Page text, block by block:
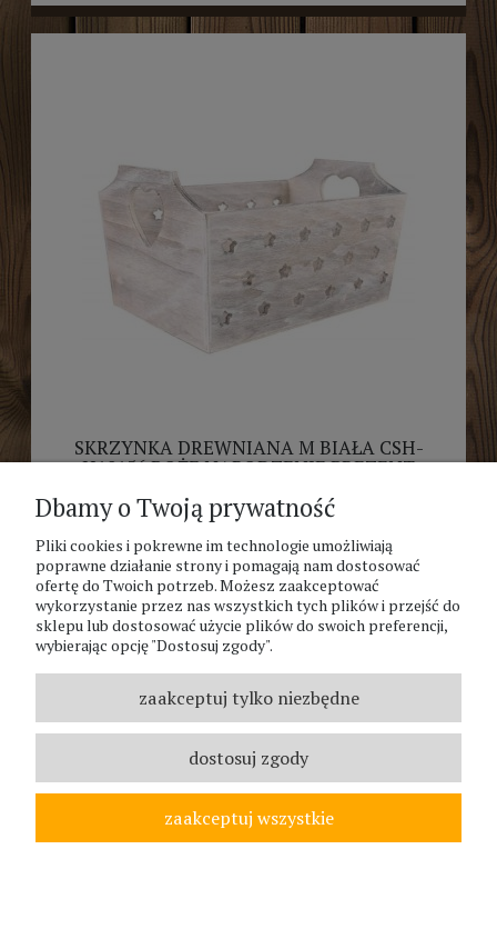
SKRZYNKA DREWNIANA M BIAŁA CSH-
H19156 BOŻE NARODZENIE PREZENT
15,99 zł
Dbamy o Twoją prywatność
Pliki cookies i pokrewne im technologie umożliwiają
poprawne działanie strony i pomagają nam dostosować
ofertę do Twoich potrzeb. Możesz zaakceptować
wykorzystanie przez nas wszystkich tych plików i przejść do
sklepu lub dostosować użycie plików do swoich preferencji,
wybierając opcję "Dostosuj zgody".
zaakceptuj tylko niezbędne
dostosuj zgody
zaakceptuj wszystkie